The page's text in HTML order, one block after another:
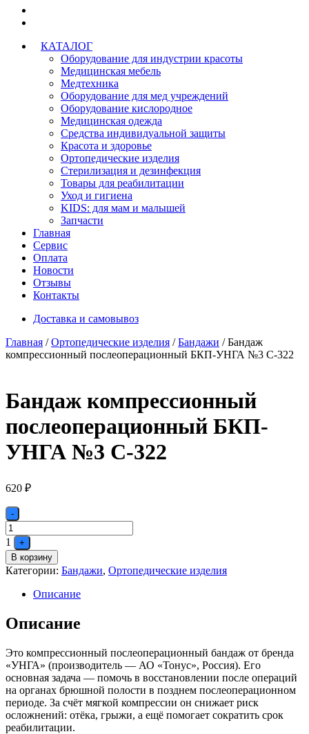
КАТАЛОГ
Оборудование для индустрии красоты
Медицинская мебель
Медтехника
Оборудование для мед учреждений
Оборудование кислородное
Медицинская одежда
Средства индивидуальной защиты
Красота и здоровье
Ортопедические изделия
Стерилизация и дезинфекция
Товары для реабилитации
Уход и гигиена
KIDS: для мам и малышей
Запчасти
Главная
Сервис
Оплата
Новости
Отзывы
Контакты
Доставка и самовывоз
Главная /Ортопедические изделия /Бандажи / Бандаж
компрессионный послеоперационный БКП-УНГА №3 С-322
Бандаж компрессионный
послеоперационный БКП-
УНГА №3 С-322
620 ₽
Quantity
-
1
+
В корзину
Категории: Бандажи, Ортопедические изделия
Описание
Описание
Это компрессионный послеоперационный бандаж от бренда
«УНГА» (производитель — АО «Тонус», Россия). Его
основная задача — помочь в восстановлении после операций
на органах брюшной полости в позднем послеоперационном
периоде. За счёт мягкой компрессии он снижает риск
осложнений: отёка, грыжи, а ещё помогает сократить срок
реабилитации.